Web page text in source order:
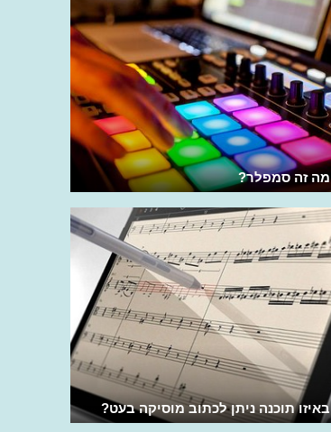
מה זה סמפלר?
באיזו תוכנה ניתן לכתוב מוסיקה בעט?